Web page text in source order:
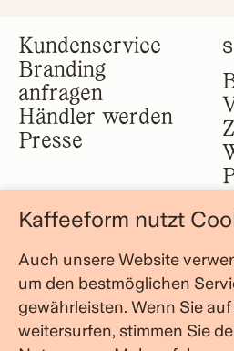
Kundenservice
Branding
anfragen
Händler werden
Presse
Über uns
FAQ Bereich
Store Locator
Blog
Kaffeeform nutzt
Auch unsere Website
um den bestmöglichen
gewährleisten. Wenn Sie
weitersurfen, stimmen Sie